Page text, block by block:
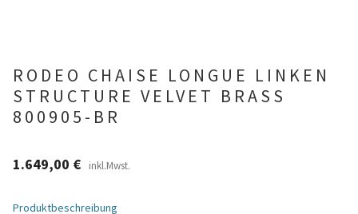
Aufbewahrung
Accessoires
Summer Sale
RODEO CHAISE LONGUE LINKEN
STRUCTURE VELVET BRASS
800905-BR
1.649,00 € inkl.Mwst.
Produktbeschreibung